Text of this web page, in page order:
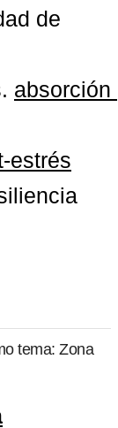
de
absorción
estrés
tema: Zona